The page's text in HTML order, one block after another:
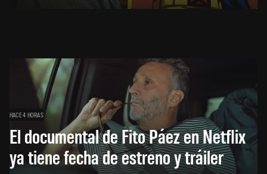
HACE 4 HORAS
El documental de Fito Páez en Netflix
ya tiene fecha de estreno y tráiler